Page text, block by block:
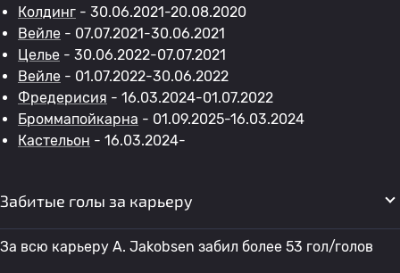
Колдинг - 30.06.2021-20.08.2020
Вейле - 07.07.2021-30.06.2021
Целье - 30.06.2022-07.07.2021
Вейле - 01.07.2022-30.06.2022
Фредерисия - 16.03.2024-01.07.2022
Броммапойкарна - 01.09.2025-16.03.2024
Кастельон - 16.03.2024-
Забитые голы за карьеру
За всю карьеру A. Jakobsen забил более 53 гол/голов